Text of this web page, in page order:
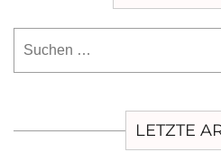
LETZTE